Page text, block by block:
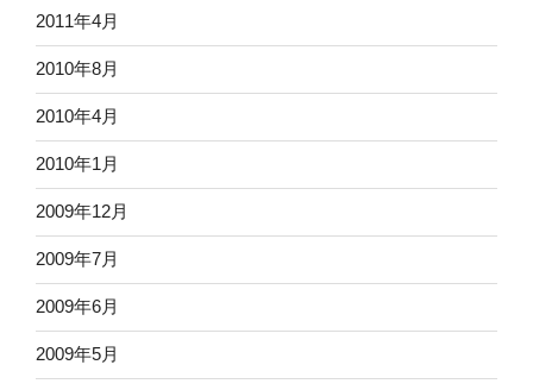
2011年4月
2010年8月
2010年4月
2010年1月
2009年12月
2009年7月
2009年6月
2009年5月